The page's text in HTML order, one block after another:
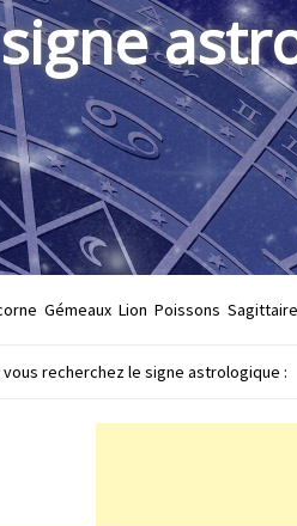
Gémeaux Lion Poissons Sagittaire
recherchez le signe astrologique :